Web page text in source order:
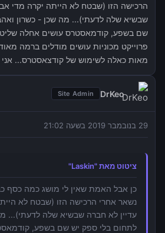
הרכישה הזו (שבטח לא הייתה יקרה מדי
שבשיא שלה לדעתי)... מה שכן - כשרון
שם בשפע, קודמאסטרס עושים אחלה
פרוייקט מכוניות עושים מודלים ברמה
מאות כאלה לשימוש של קודצאסטרס... אני
DrKeo
Site Admin
29 בנובמבר 2019 בשעה 21:02
ציטוט מאת "Laskin"
כן אבל האמת שאין לי מושג כמה כסף
נשאר אחרי הרכישה הזו (שבטח לא
עדיין לא חברה שבשיא שלה לדעתי)...
לתחום בלי ספק יש שם בשפע,